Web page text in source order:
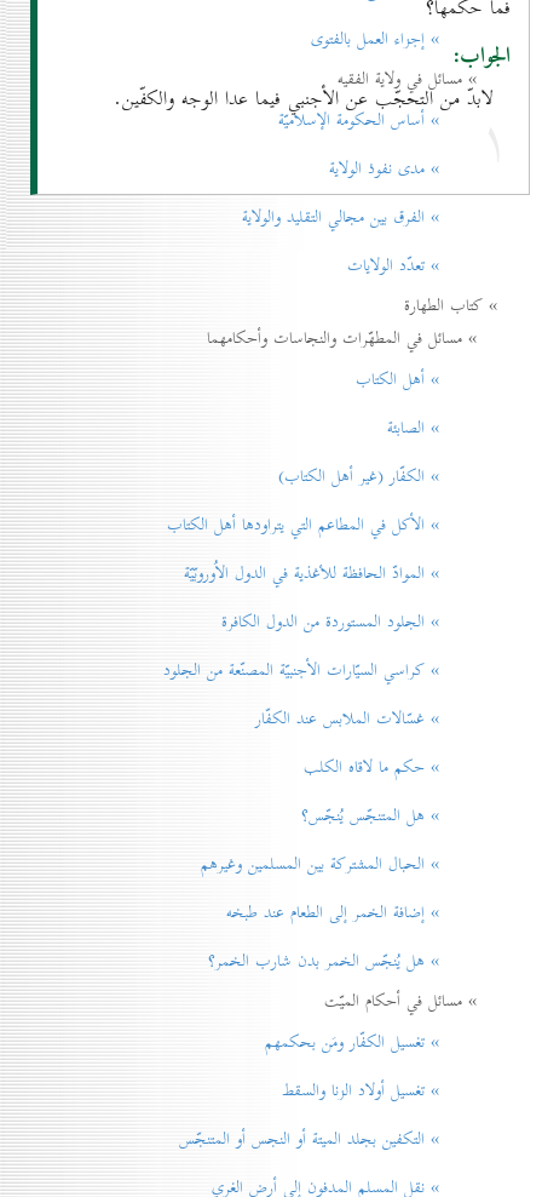
فما حكمها؟
الجواب:
لابدّ من التحجّب عن الأجنبي فيما عدا الوجه والكفّين.
۱
» إجزاء العمل بالفتوی
» مسائل في ولاية الفقيه
» أساس الحكومة الإسلاميّة
» مدی نفوذ الولاية
» الفرق بين مجالي التقليد والولاية
» تعدّد الولايات
» كتاب الطهارة
» مسائل في المطهّرات والنجاسات وأحكامهما
» أهل الكتاب
» الصابئة
» الكفّار (غير أهل الكتاب)
» الأكل في المطاعم التي يتراودها أهل الكتاب
» الموادّ الحافظة للأغذية في الدول الاُوروبّيّة
» الجلود المستوردة من الدول الكافرة
» كراسي السيّارات الأجنبيّة المصنّعة من الجلود
» غسّالات الملابس عند الكفّار
» حكم ما لاقاه الكلب
» هل المتنجّس يُنجّس؟
» الحبال المشتركة بين المسلمين وغيرهم
» إضافة الخمر إلی الطعام عند طبخه
» هل يُنجّس الخمر بدن شارب الخمر؟
» مسائل في أحكام الميّت
» تغسيل الكفّار ومَن بحكمهم
» تغسيل أولاد الزنا والسقط
» التكفين بجلد الميتة أو النجس أو المتنجّس
» نقل المسلم المدفون إلی أرض الغري